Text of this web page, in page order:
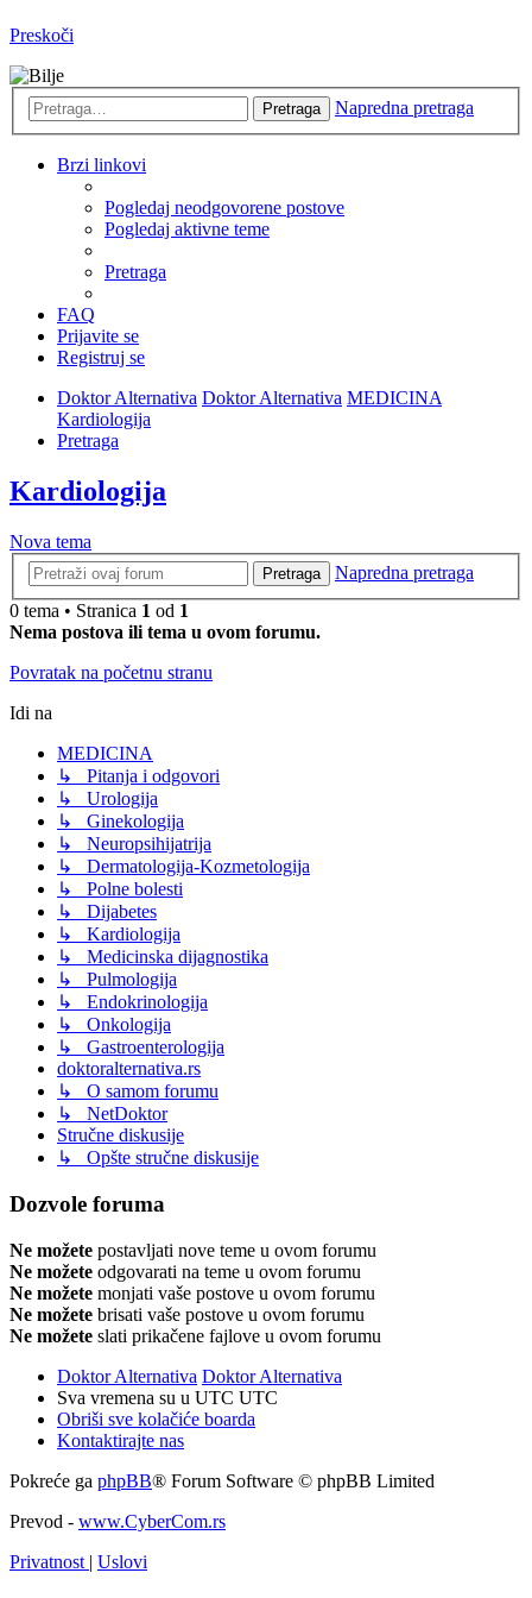
Preskoči
Pretraga Napredna pretraga
Brzi linkovi
Pogledaj neodgovorene postove
Pogledaj aktivne teme
Pretraga
FAQ
Prijavite se
Registruj se
Doktor Alternativa Doktor Alternativa MEDICINA
Kardiologija
Pretraga
Kardiologija
Nova tema
Pretraga
Napredna pretraga
0 tema • Stranica 1 od 1
Nema postova ili tema u ovom forumu.
Povratak na početnu stranu
Idi na
MEDICINA
↳ Pitanja i odgovori
↳ Urologija
↳ Ginekologija
↳ Neuropsihijatrija
↳ Dermatologija-Kozmetologija
↳ Polne bolesti
↳ Dijabetes
↳ Kardiologija
↳ Medicinska dijagnostika
↳ Pulmologija
↳ Endokrinologija
↳ Onkologija
↳ Gastroenterologija
doktoralternativa.rs
↳ O samom forumu
↳ NetDoktor
Stručne diskusije
↳ Opšte stručne diskusije
Dozvole foruma
Ne možete postavljati nove teme u ovom forumu
Ne možete odgovarati na teme u ovom forumu
Ne možete monjati vaše postove u ovom forumu
Ne možete brisati vaše postove u ovom forumu
Ne možete slati prikačene fajlove u ovom forumu
Doktor Alternativa Doktor Alternativa
Sva vremena su u UTC UTC
Obriši sve kolačiće boarda
Kontaktirajte nas
Pokreće ga phpBB® Forum Software © phpBB Limited
Prevod - www.CyberCom.rs
Privatnost | Uslovi